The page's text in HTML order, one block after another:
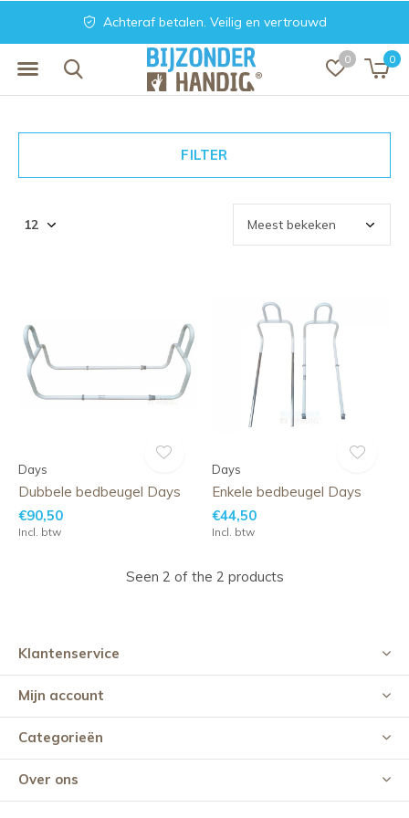
0 0
Achteraf betalen. Veilig en vertrouwd
FILTER
Days
Dubbele bedbeugel Days
€90,50
Incl. btw
Days
Enkele bedbeugel Days
€44,50
Incl. btw
Seen 2 of the 2 products
Klantenservice
Mijn account
Categorieën
Over ons